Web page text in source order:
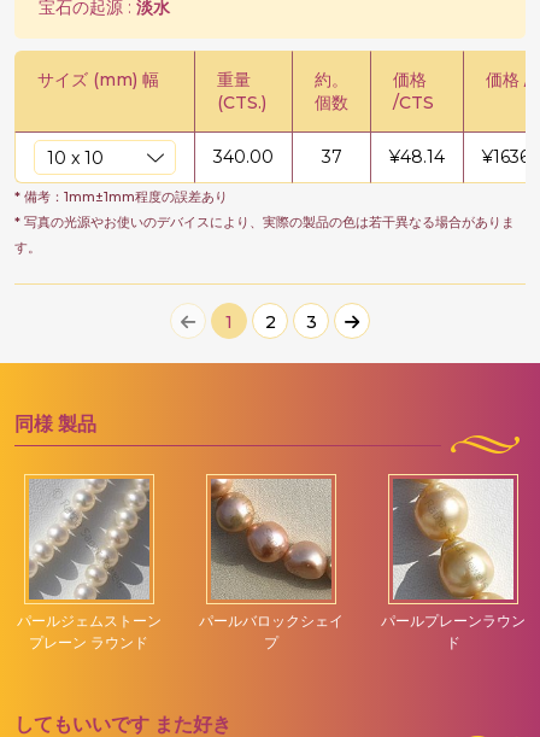
宝石の起源 : 淡水
サイズ (mm) 幅
重量
(CTS.)
約。
個数
価格
/CTS
価格 /
340.00 37 ¥48.14 ¥
* 備考：1mm±1mm程度の誤差あり
* 写真の光源やお使いのデバイスにより、実際の製品の色は若干異なる場合がありま
す。
1 2 3
同様 製品
パールジェムストーン
プレーン ラウンド
パールバロックシェイ
プ
パールプレーンラウン
ド
してもいいです また好き